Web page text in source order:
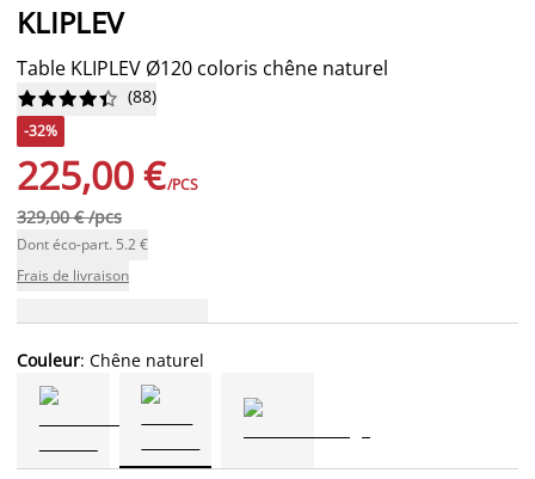
KLIPLEV
Table KLIPLEV Ø120 coloris chêne naturel





 (88)
-32%
225,00 €/PCS
329,00 € /pcs
Dont éco-part. 5.2 €
Frais de livraison
Couleur: Chêne naturel